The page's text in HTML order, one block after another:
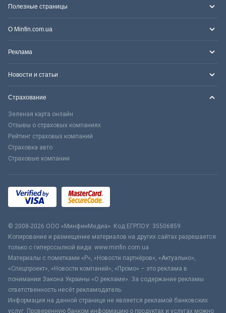
Полезные страницы
О Minfin.com.ua
Реклама
Новости и статьи
Страхование
Зеленая карта онлайн
Отзывы о страховых компаниях
Рейтинг страховых компаний
Страховка авто
Страховые компании
© 2008-2026 ООО «МинфинМедиа». Код ЕГРПОУ: 35506859
Копирование и размещение материалов на других сайтах разрешается
только с гиперссылкой вида: www.minfin.com.ua
Материалы с пометками «Р», «Новости партнёров», «Актуально»,
«Спецпроект», «Новости компаний», «Промо» – это реклама в
понимании Закона Украины «О рекламе». За содержание рекламы
ответственность несёт рекламодатель.
Информация на данной странице не является рекламой банковских
услуг. Проверенную банком информацию о продуктах и услугах можно